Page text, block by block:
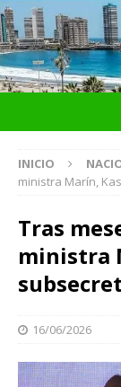
INICIO
ministra Marín,
Tras
ministra
16/06/2026